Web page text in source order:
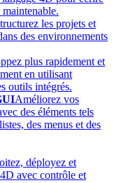
les projets et
des environnements
plus rapidement et
en utilisant
outils intégrés.
Améliorez vos
des éléments tels
des menus et des
déployez et
avec contrôle et